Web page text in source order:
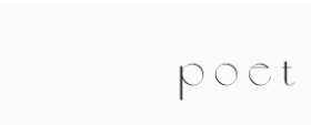
Information